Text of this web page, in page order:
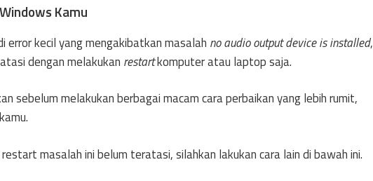
Kamu
error kecil yang mengakibatkan masalah no audio output device is installed,
dengan melakukan restartkomputer atau laptop saja.
sebelum melakukan berbagai macam cara perbaikan yang lebih rumit,
masalah ini belum teratasi, silahkan lakukan cara lain di bawah ini.